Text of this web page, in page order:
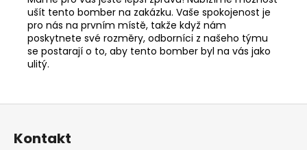
ušít tento bomber na zakázku. Vaše spokojenost je
pro nás na prvním místě, takže když nám
poskytnete své rozměry, odborníci z našeho týmu
se postarají o to, aby tento bomber byl na vás jako
ulitý.
Z
Kontakt